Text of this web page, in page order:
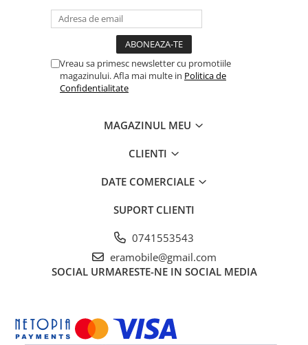
Vreau sa primesc newsletter cu promotiile
magazinului. Afla mai multe in Politica de
Confidentialitate
MAGAZINUL MEU
CLIENTI
DATE COMERCIALE
SUPORT CLIENTI
0741553543
eramobile@gmail.com
SOCIAL URMARESTE-NE IN SOCIAL MEDIA